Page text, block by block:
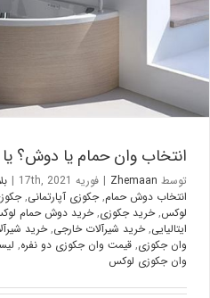
انتخاب وان حمام یا دوش؟ یا
توسطZhemaan
| فوریه 17th, 2021 | بلاگ
انتخاب دوش حمام,جکوزی آپارتمانی,جکوزی
لوکس,خرید جکوزی,خرید دوش حمام لوکس,
ایتالیایی,خرید شیرآلات خارجی,خرید
وان جکوزی,قیمت وان جکوزی دو نفره ,لیست
وان جکوزی لوکس